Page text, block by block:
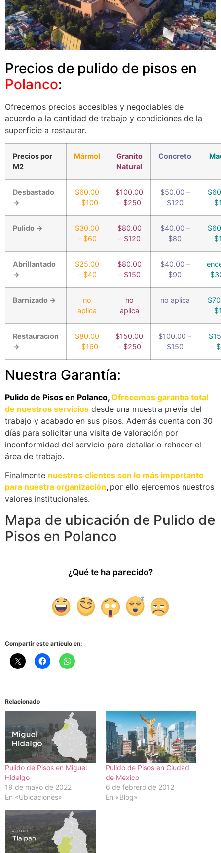
Precios de pulido de pisos en
Polanco:
Ofrecemos precios accesibles y negociables de
acuerdo a la cantidad de trabajo y condiciones de la
superficie a restaurar.
Precios por
M2
Mármol
Granito
Natural
Concreto
Desbastado
→
$60.00
– $100
$100.00
– $250
$50.00 –
$120
Pulido →
$30.00
– $60
$80.00
– $120
$40.00 –
$80
Abrillantado
→
$25.00
– $40
$80.00
– $150
$40.00 –
$90
Barnizado →
no
aplica
no
aplica
no aplica
Restauración
→
$80.00
– $160
$150.00
– $250
$100.00 –
$150
–
Nuestra Garantía:
Pulido de Pisos en Polanco, Ofrecemos garantía total
de nuestros servicios desde una muestra previa del
trabajo y acabado en sus pisos. Además cuenta con 30
días para solicitar una visita de valoración por
inconformidad del servicio para detallar o rehacer el
área de trabajo.
Finalmente nuestros clientes son lo más importante
para nuestra organización, por ello ejercemos nuestros
valores institucionales.
Mapa de ubicación de Pulido de
Pisos en Polanco
¿Qué te ha parecido?
Compartir este artículo en:
Relacionado
Pulido de Pisos en Miguel
Hidalgo
19 de mayo de 2022
En «Ubicaciones»
Pulido de Pisos en Ciudad
de México
6 de febrero de 2012
En «Blog»